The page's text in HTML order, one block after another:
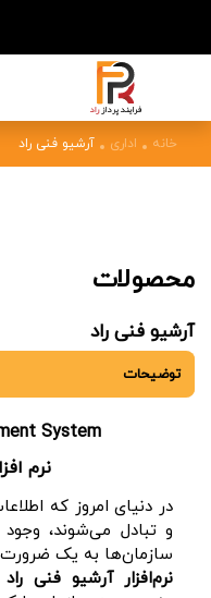
خانه اداری آرشیو فنی راد
محصولات
آرشیو فنی راد
توضیحات
System
نرم
در دنیای امروز که
و تبادل می‌شوند، وجود
سازمان‌ها به یک
نرم‌افزار آرشیو فنی راد